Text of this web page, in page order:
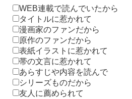
WEB連載で読んでいたから
タイトルに惹かれて
漫画家のファンだから
原作のファンだから
表紙イラストに惹かれて
帯の文言に惹かれて
あらすじや内容を読んで
シリーズものだから
友人に薦められて